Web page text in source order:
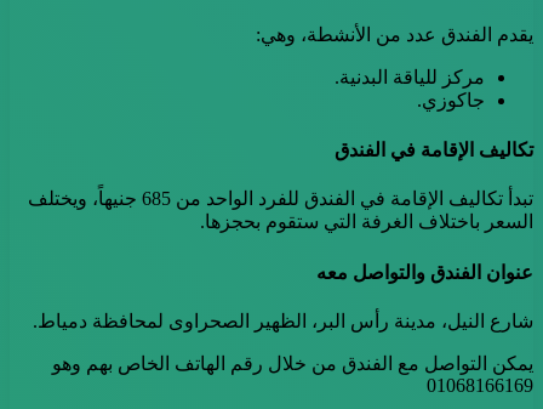
يقدم الفندق عدد من الأنشطة، وهي:
مركز للياقة البدنية.
جاكوزي.
تكاليف الإقامة في الفندق
تبدأ تكاليف الإقامة في الفندق للفرد الواحد من 685 جنيهاً، ويختلف
السعر باختلاف الغرفة التي ستقوم بحجزها.
عنوان الفندق والتواصل معه
شارع النيل، مدينة رأس البر، الظهير الصحراوى لمحافظة دمياط.
يمكن التواصل مع الفندق من خلال رقم الهاتف الخاص بهم وهو
01068166169